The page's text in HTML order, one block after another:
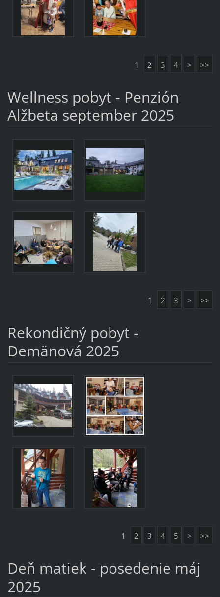
1 2 3 4 > >>
Wellness pobyt - Penzión
Alžbeta september 2025
1 2 3 > >>
Rekondičný pobyt -
Demänová 2025
1 2 3 4 5 > >>
Deň matiek - posedenie máj
2025